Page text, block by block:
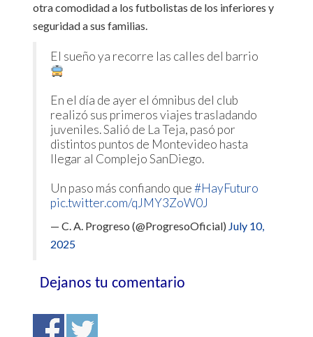
otra comodidad a los futbolistas de los inferiores y
seguridad a sus familias.
El sueño ya recorre las calles del barrio
En el día de ayer el ómnibus del club
realizó sus primeros viajes trasladando
juveniles. Salió de La Teja, pasó por
distintos puntos de Montevideo hasta
llegar al Complejo SanDiego.
Un paso más confiando que#HayFuturo
pic.twitter.com/qJMY3ZoW0J
— C. A. Progreso (@ProgresoOficial) July 10,
2025
Dejanos tu comentario